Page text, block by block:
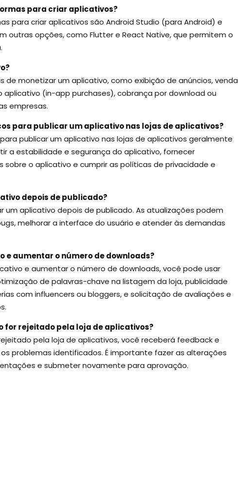
para criar aplicativos?
para criar aplicativos são Android Studio (para Android) e
outras opções, como Flutter e React Native, que permitem o
de monetizar um aplicativo, como exibição de anúncios, venda
(in-app purchases), cobrança por download ou
empresas.
para publicar um aplicativo nas lojas de aplicativos?
publicar um aplicativo nas lojas de aplicativos geralmente
a estabilidade e segurança do aplicativo, fornecer
o aplicativo e cumprir as políticas de privacidade e
depois de publicado?
um aplicativo depois de publicado. As atualizações podem
melhorar a interface do usuário e atender às demandas
e aumentar o número de downloads?
e aumentar o número de downloads, você pode usar
de palavras-chave na listagem da loja, publicidade
com influencers ou bloggers, e solicitação de avaliações e
for rejeitado pela loja de aplicativos?
pela loja de aplicativos, você receberá feedback e
problemas identificados. É importante fazer as alterações
e submeter novamente para aprovação.